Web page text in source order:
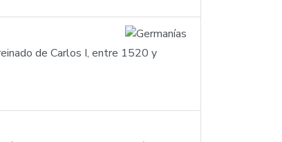
de Carlos I, entre 1520 y